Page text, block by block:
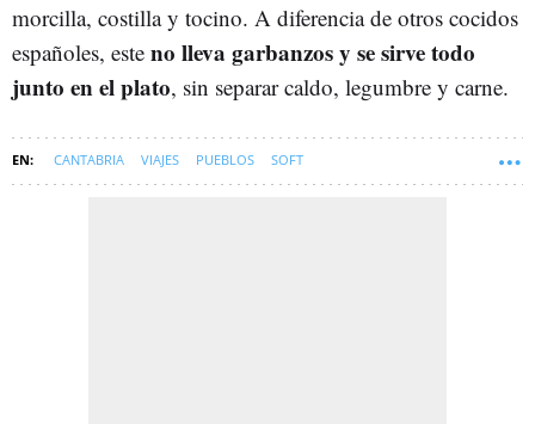
morcilla, costilla y tocino. A diferencia de otros cocidos
españoles, este no lleva garbanzos y se sirve todo
junto en el plato, sin separar caldo, legumbre y carne.
CANTABRIA VIAJES PUEBLOS SOFT